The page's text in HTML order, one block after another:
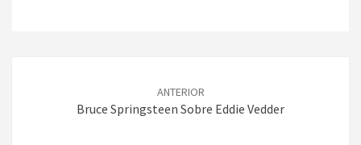
entradas
ANTERIOR
Bruce Springsteen Sobre Eddie Vedder